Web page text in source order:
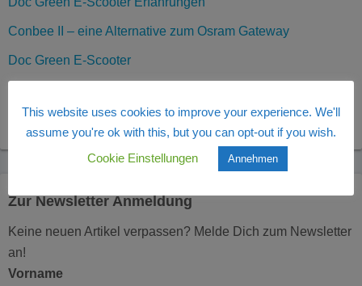
Conbee II – eine Alternative zum Osram Gateway
Doc Green E-Scooter
Osram Smart+ und Tint
Zur Newsletter Anmeldung
Keine neuen Artikel verpassen? Melde Dich zum Newsletter
an!
Vorname
This website uses cookies to improve your experience. We'll
assume you're ok with this, but you can opt-out if you wish.
Cookie Einstellungen
Annehmen